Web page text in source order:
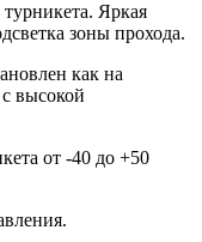
Яркая
зоны прохода.
как на
высокой
от -40 до +50